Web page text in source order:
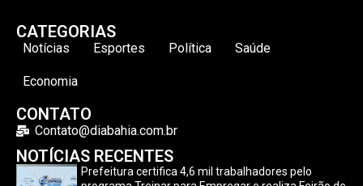
CATEGORIAS
Notícias Esportes Política Saúde
Economia
CONTATO
Contato@diabahia.com.br
NOTÍCIAS RECENTES
Prefeitura certifica 4,6 mil trabalhadores pelo